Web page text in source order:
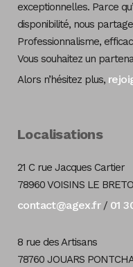
exceptionnelles. Parce
disponibilité, nous
Professionnalisme,
Vous souhaitez un
Alors n’hésitez plus,
Localisations
21 C rue Jacques Cartier
78960 VOISINS LE
contact@agex.fr/ 01
8 rue des Artisans
78760 JOUARS